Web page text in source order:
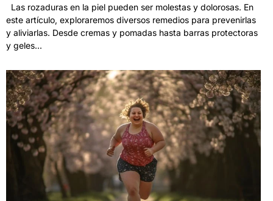
Las rozaduras en la piel pueden ser molestas y dolorosas. En
este artículo, exploraremos diversos remedios para prevenirlas
y aliviarlas. Desde cremas y pomadas hasta barras protectoras
y geles...